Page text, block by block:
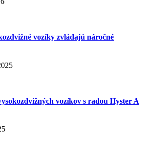
vozíky zvládajú náročné
vozíkov s radou Hyster A